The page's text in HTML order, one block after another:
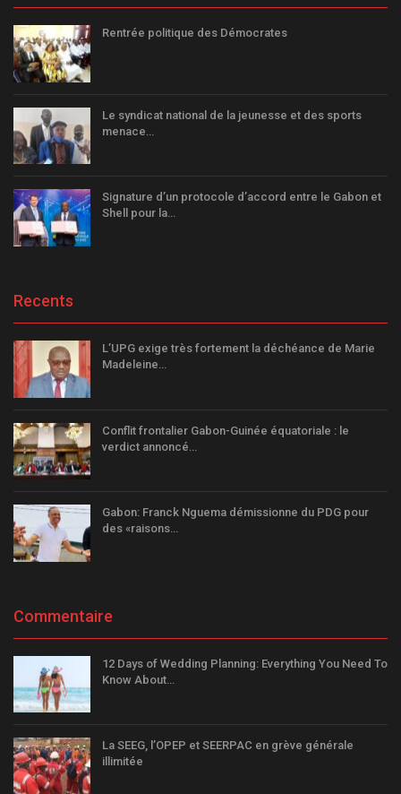
Rentrée politique des Démocrates
Le syndicat national de la jeunesse et des sports
menace…
Signature d’un protocole d’accord entre le Gabon et
Shell pour la…
Recents
L’UPG exige très fortement la déchéance de Marie
Madeleine…
Conflit frontalier Gabon-Guinée équatoriale : le
verdict annoncé…
Gabon: Franck Nguema démissionne du PDG pour
des «raisons…
Commentaire
12 Days of Wedding Planning: Everything You Need To
Know About…
La SEEG, l’OPEP et SEERPAC en grève générale
illimitée